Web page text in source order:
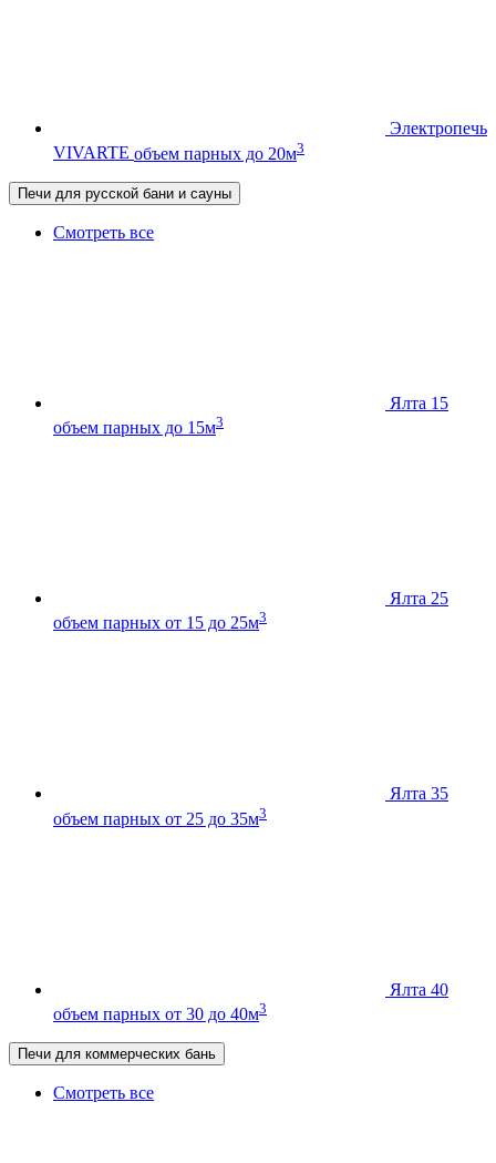
Электропечь
VIVARTE объем парных до 20м3
Печи для русской бани и сауны
Смотреть все
Ялта 15
объем парных до 15м3
Ялта 25
объем парных от 15 до 25м3
Ялта 35
объем парных от 25 до 35м3
Ялта 40
объем парных от 30 до 40м3
Печи для коммерческих бань
Смотреть все